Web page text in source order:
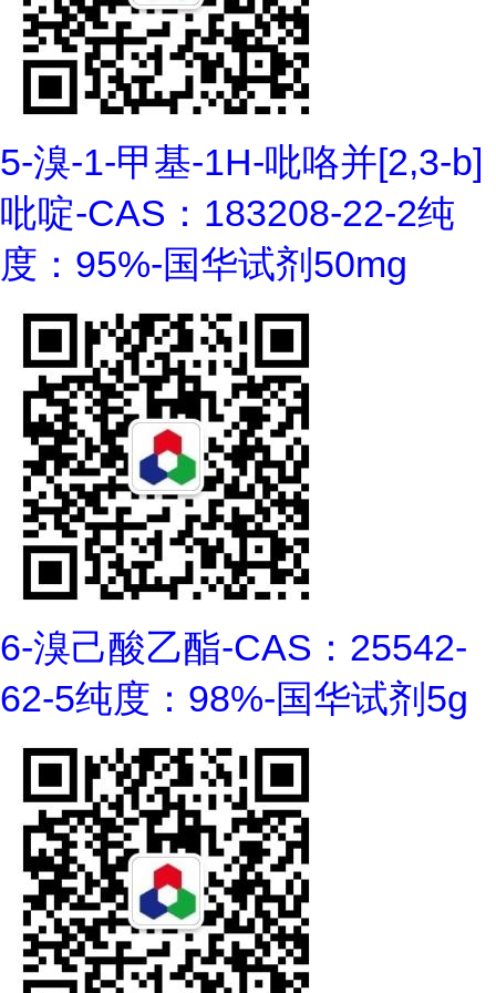
5-溴-1-甲基-1H-吡咯并[2,3-b]
吡啶-CAS：183208-22-2纯
度：95%-国华试剂50mg
6-溴己酸乙酯-CAS：25542-
62-5纯度：98%-国华试剂5g